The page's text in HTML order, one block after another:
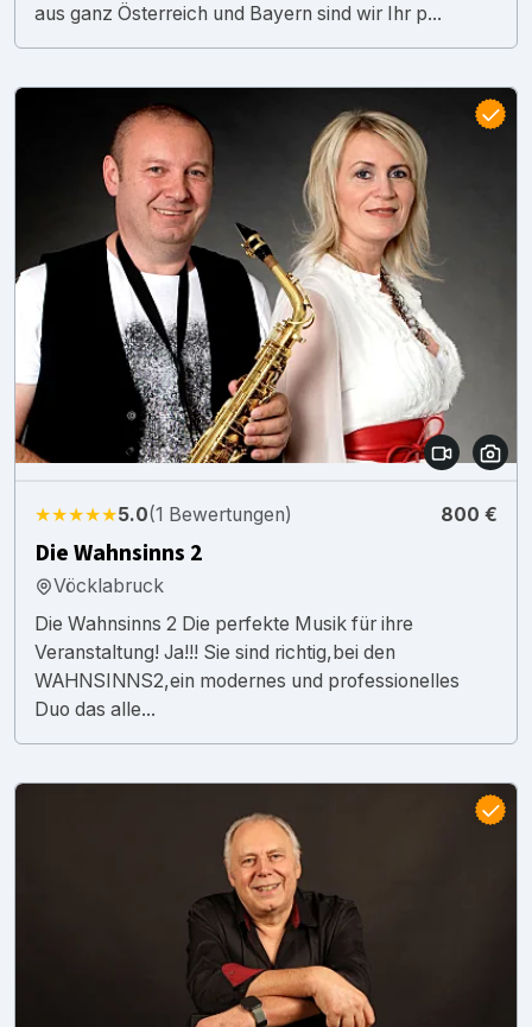
aus ganz Österreich und Bayern sind wir Ihr p...
★★★★★5.0(1 Bewertungen) 800 €
Die Wahnsinns 2
Vöcklabruck
Die Wahnsinns 2 Die perfekte Musik für ihre
Veranstaltung! Ja!!! Sie sind richtig,bei den
WAHNSINNS2,ein modernes und professionelles
Duo das alle...